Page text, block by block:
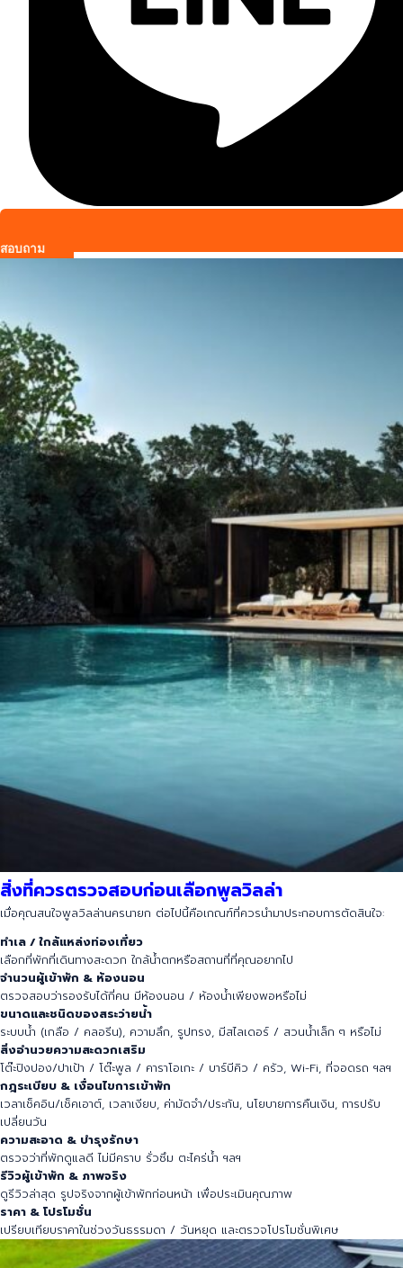
สอบถาม
สิ่งที่ควรตรวจสอบก่อนเลือกพูลวิลล่า
เมื่อคุณสนใจพูลวิลล่านครนายก ต่อไปนี้คือเกณฑ์ที่ควรนำมาประกอบการตัดสินใจ:
ทำเล / ใกล้แหล่งท่องเที่ยว
เลือกที่พักที่เดินทางสะดวก ใกล้น้ำตกหรือสถานที่ที่คุณอยากไป
จำนวนผู้เข้าพัก & ห้องนอน
ตรวจสอบว่ารองรับได้กี่คน มีห้องนอน / ห้องน้ำเพียงพอหรือไม่
ขนาดและชนิดของสระว่ายน้ำ
ระบบน้ำ (เกลือ / คลอรีน), ความลึก, รูปทรง, มีสไลเดอร์ / สวนน้ำเล็ก ๆ หรือไม่
สิ่งอำนวยความสะดวกเสริม
โต๊ะปิงปอง/ปาเป้า / โต๊ะพูล / คาราโอเกะ / บาร์บีคิว / ครัว, Wi-Fi, ที่จอดรถ ฯลฯ
กฎระเบียบ & เงื่อนไขการเข้าพัก
เวลาเช็คอิน/เช็คเอาต์, เวลาเงียบ, ค่ามัดจำ/ประกัน, นโยบายการคืนเงิน, การปรับ
เปลี่ยนวัน
ความสะอาด & บำรุงรักษา
ตรวจว่าที่พักดูแลดี ไม่มีคราบ รั่วซึม ตะไคร่น้ำ ฯลฯ
รีวิวผู้เข้าพัก & ภาพจริง
ดูรีวิวล่าสุด รูปจริงจากผู้เข้าพักก่อนหน้า เพื่อประเมินคุณภาพ
ราคา & โปรโมชั่น
เปรียบเทียบราคาในช่วงวันธรรมดา / วันหยุด และตรวจโปรโมชั่นพิเศษ